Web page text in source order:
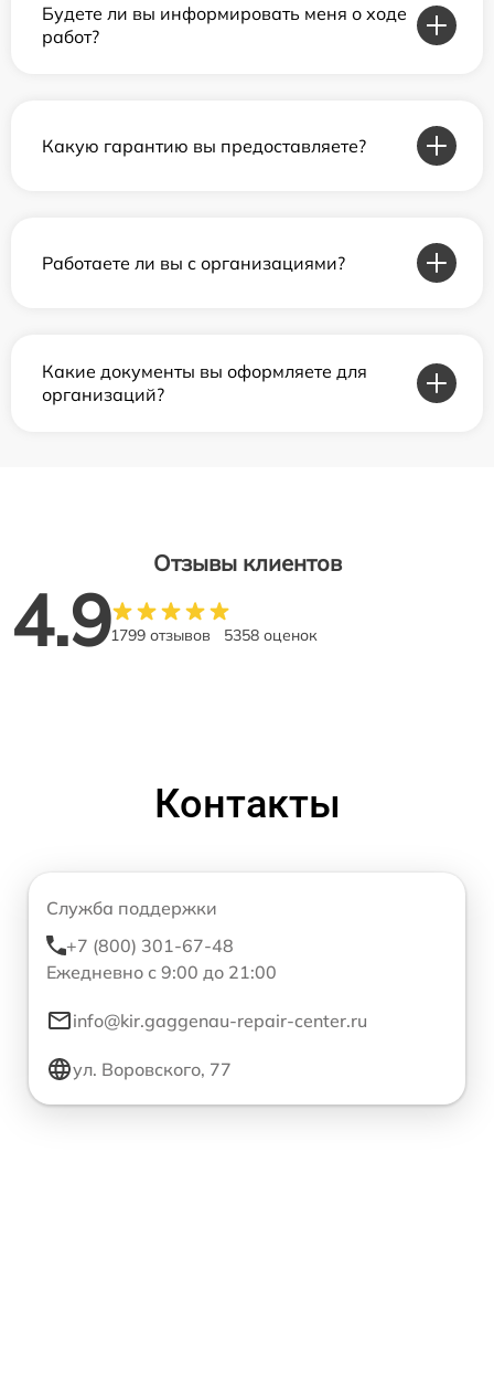
Будете ли вы информировать меня о ходе
работ?
Какую гарантию вы предоставляете?
Работаете ли вы с организациями?
Какие документы вы оформляете для
организаций?
Отзывы клиентов
4.91799 отзывов 5358 оценок
Контакты
Служба поддержки
+7 (800) 301-67-48
Ежедневно с 9:00 до 21:00
info@kir.gaggenau-repair-center.ru
ул. Воровского, 77